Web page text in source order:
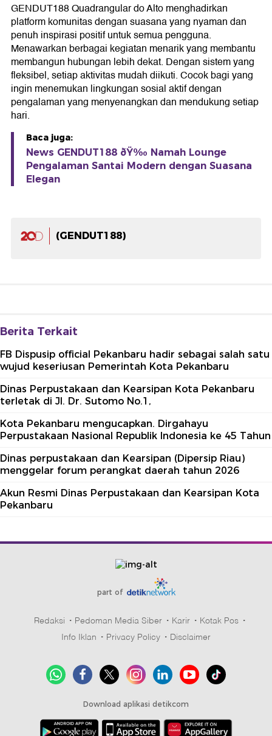
GENDUT188 Quadrangular do Alto menghadirkan
platform komunitas dengan suasana yang nyaman dan
penuh inspirasi positif untuk semua pengguna.
Menawarkan berbagai kegiatan menarik yang membantu
membangun hubungan lebih dekat. Dengan sistem yang
fleksibel, setiap aktivitas mudah diikuti. Cocok bagi yang
ingin menemukan lingkungan sosial aktif dengan
pengalaman yang menyenangkan dan mendukung setiap
hari.
Baca juga:
News GENDUT188 ðŸ‰ Namah Lounge
Pengalaman Santai Modern dengan Suasana
Elegan
(GENDUT188)
Berita Terkait
FB Dispusip official Pekanbaru hadir sebagai salah satu
wujud keseriusan Pemerintah Kota Pekanbaru
Dinas Perpustakaan dan Kearsipan Kota Pekanbaru
terletak di Jl. Dr. Sutomo No.1,
Kota Pekanbaru mengucapkan. Dirgahayu
Perpustakaan Nasional Republik Indonesia ke 45 Tahun
Dinas perpustakaan dan Kearsipan (Dipersip Riau)
menggelar forum perangkat daerah tahun 2026
Akun Resmi Dinas Perpustakaan dan Kearsipan Kota
Pekanbaru
part of
Redaksi Pedoman Media Siber Karir
Kotak Pos
Info Iklan
Privacy Policy Disclaimer
Download aplikasi detikcom